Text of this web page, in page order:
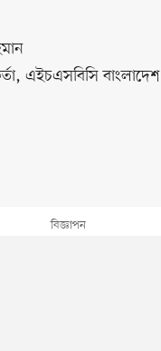
এইচএসবিসি বাংলাদেশ